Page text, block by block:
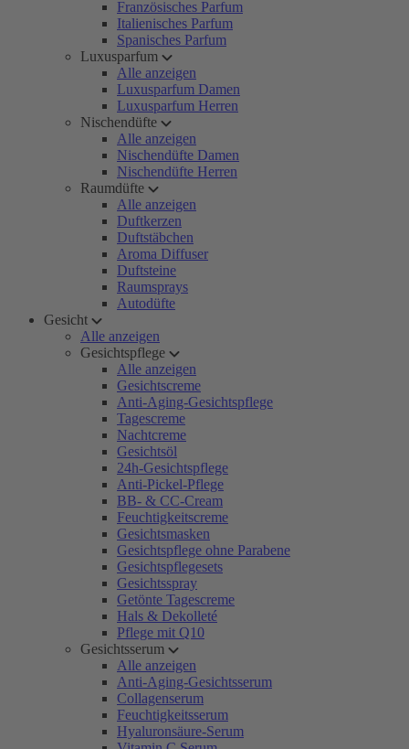
Französisches Parfum
Italienisches Parfum
Spanisches Parfum
Luxusparfum
Alle anzeigen
Luxusparfum Damen
Luxusparfum Herren
Nischendüfte
Alle anzeigen
Nischendüfte Damen
Nischendüfte Herren
Raumdüfte
Alle anzeigen
Duftkerzen
Duftstäbchen
Aroma Diffuser
Duftsteine
Raumsprays
Autodüfte
Gesicht
Alle anzeigen
Gesichtspflege
Alle anzeigen
Gesichtscreme
Anti-Aging-Gesichtspflege
Tagescreme
Nachtcreme
Gesichtsöl
24h-Gesichtspflege
Anti-Pickel-Pflege
BB- & CC-Cream
Feuchtigkeitscreme
Gesichtsmasken
Gesichtspflege ohne Parabene
Gesichtspflegesets
Gesichtsspray
Getönte Tagescreme
Hals & Dekolleté
Pflege mit Q10
Gesichtsserum
Alle anzeigen
Anti-Aging-Gesichtsserum
Collagenserum
Feuchtigkeitsserum
Hyaluronsäure-Serum